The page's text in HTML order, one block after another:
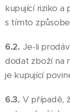
kupující riziko a
s tímto
6.2. Je-li
dodat zboží na
je kupující
6.3. V případě,